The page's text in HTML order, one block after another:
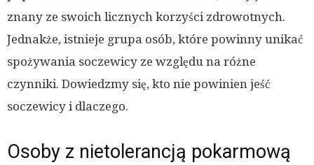
znany ze swoich licznych korzyści zdrowotnych.
Jednakże, istnieje grupa osób, które powinny unikać
spożywania soczewicy ze względu na różne
czynniki. Dowiedzmy się, kto nie powinien jeść
soczewicy i dlaczego.
Osoby z nietolerancją pokarmową